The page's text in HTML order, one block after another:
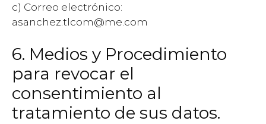
c) Correo electrónico:
asanchez.tlcom@me.com
6. Medios y Procedimiento
para revocar el
consentimiento al
tratamiento de sus datos.